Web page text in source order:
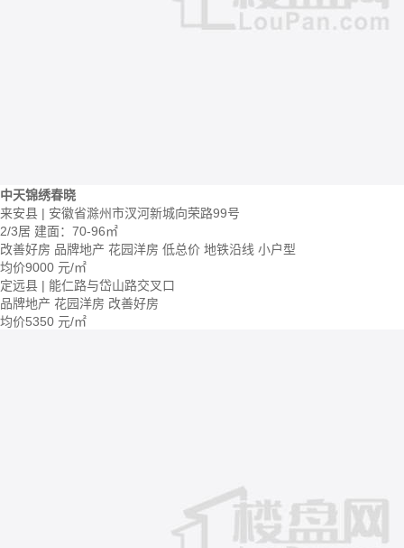
中天锦绣春晓
来安县 | 安徽省滁州市汊河新城向荣路99号
2/3居 建面：70-96㎡
改善好房 品牌地产 花园洋房 低总价 地铁沿线 小户型
均价9000 元/㎡
定远县 | 能仁路与岱山路交叉口
品牌地产 花园洋房 改善好房
均价5350 元/㎡